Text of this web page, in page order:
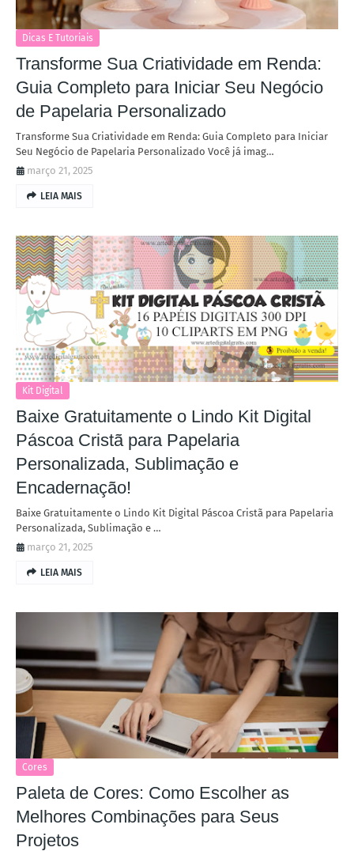
Dicas E Tutoriais
Transforme Sua Criatividade em Renda:
Guia Completo para Iniciar Seu Negócio
de Papelaria Personalizado
Transforme Sua Criatividade em Renda: Guia Completo para Iniciar
Seu Negócio de Papelaria Personalizado Você já imag…
março 21, 2025
LEIA MAIS
Kit Digital
Baixe Gratuitamente o Lindo Kit Digital
Páscoa Cristã para Papelaria
Personalizada, Sublimação e
Encadernação!
Baixe Gratuitamente o Lindo Kit Digital Páscoa Cristã para Papelaria
Personalizada, Sublimação e …
março 21, 2025
LEIA MAIS
Cores
Paleta de Cores: Como Escolher as
Melhores Combinações para Seus
Projetos